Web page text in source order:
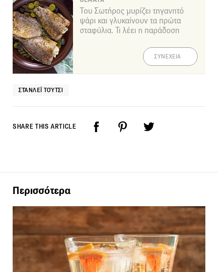
Του Σωτήρος μυρίζει τηγανητό
ψάρι και γλυκαίνουν τα πρώτα
σταφύλια. Τι λέει η παράδοση
ΣΥΝΕΧΕΙΑ
ΣΤΆΝΛΕΪ ΤΟΎΤΣΙ
SHARE THIS ARTICLE
Περισσότερα